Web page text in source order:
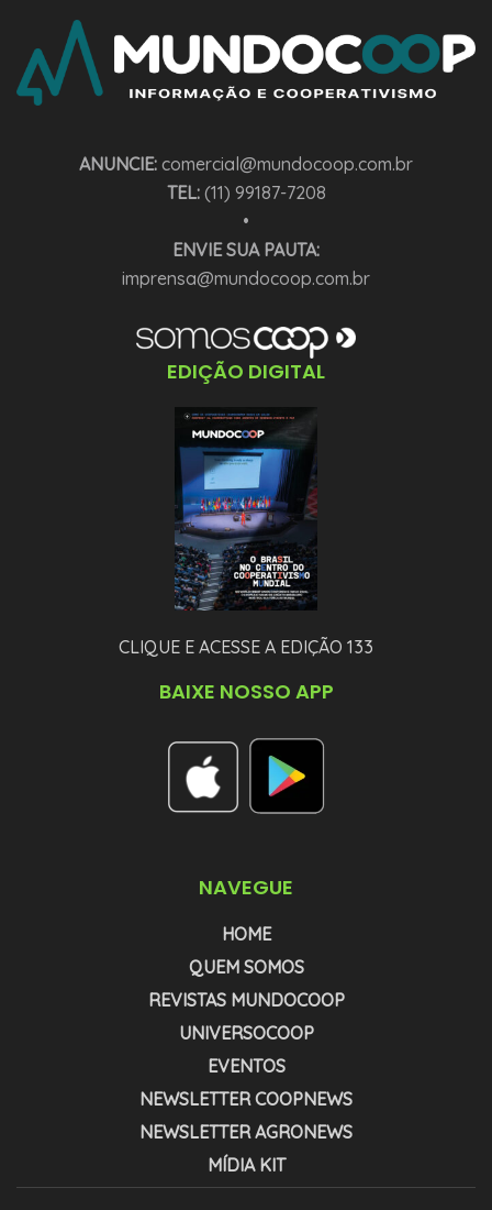
ANUNCIE: comercial@mundocoop.com.br
TEL:(11) 99187-7208
•
ENVIE SUA PAUTA:
imprensa@mundocoop.com.br
EDIÇÃO DIGITAL
CLIQUE E ACESSE A EDIÇÃO 133
BAIXE NOSSO APP
NAVEGUE
HOME
QUEM SOMOS
REVISTAS MUNDOCOOP
UNIVERSOCOOP
EVENTOS
NEWSLETTER COOPNEWS
NEWSLETTER AGRONEWS
MÍDIA KIT